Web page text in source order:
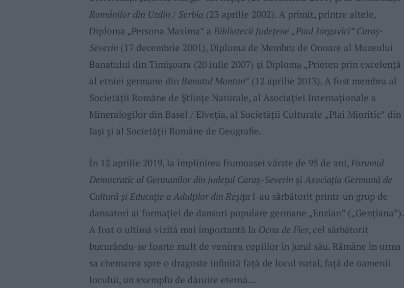
Românilor din Uzdin / Serbia (23 aprilie 2002). A primit, printre altele,
Diploma „Persona Maxima” a Bibliotecii Județene „Paul Iorgovici” Caraș-
Severin (17 decembrie 2001), Diploma de Membru de Onoare al Muzeului
Banatului din Timișoara (20 iulie 2007) și Diploma „Prieten prin excelență
al etniei germane din Banatul Montan” (12 aprilie 2013). A fost membru al
Societății Române de Științe Naturale, al Asociației Internaționale a
Mineralogilor din Basel / Elveția, al Societății Culturale „Plai Mioritic” din
Iași și al Societății Române de Geografie.
În 12 aprilie 2019, la împlinirea frumoasei vârste de 95 de ani, Forumul
Democratic al Germanilor din județul Caraș-Severin șiAsociația Germană de
Cultură și Educație a Adulților din Reșița l-au sărbătorit printr-un grup de
dansatori ai formației de dansuri populare germane „Enzian” („Gențiana”).
A fost o ultimă vizită mai importantă la Ocna de Fier, cel sărbătorit
bucurându-se foarte mult de venirea copiilor în jurul său. Rămâne în urma
sa chemarea spre o dragoste infinită față de locul natal, față de oamenii
locului, un exemplu de dăruire eternă…